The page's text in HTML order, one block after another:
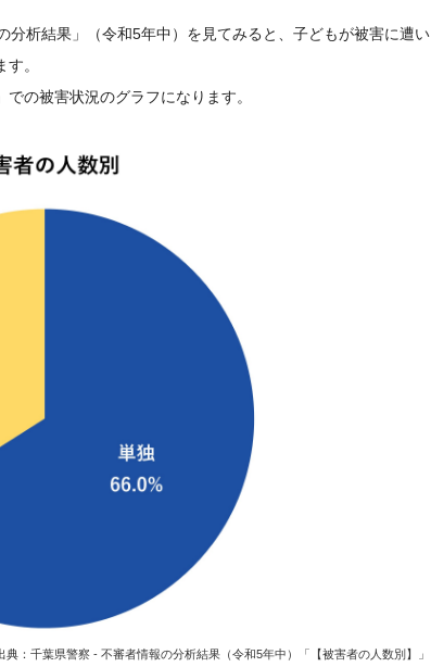
分析結果」（令和5年中）を見てみると、子どもが被害に遭い
。
の被害状況のグラフになります。
典： 千葉県警察 - 不審者情報の分析結果（令和5年中）「【被害者の人数別】」